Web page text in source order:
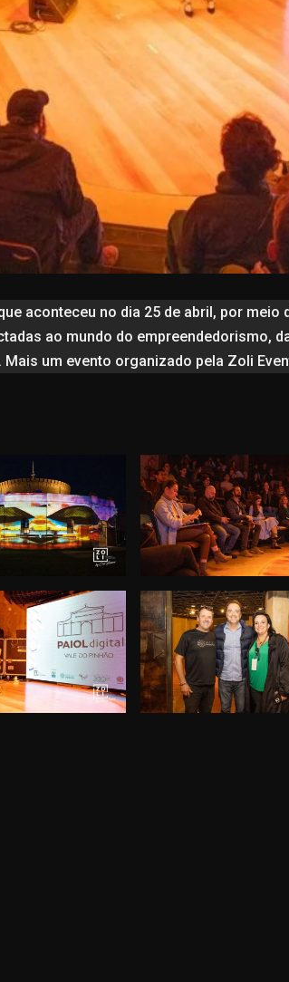
aconteceu no dia 25 de abril, por meio
ao mundo do empreendedorismo,
um evento organizado pela Zoli